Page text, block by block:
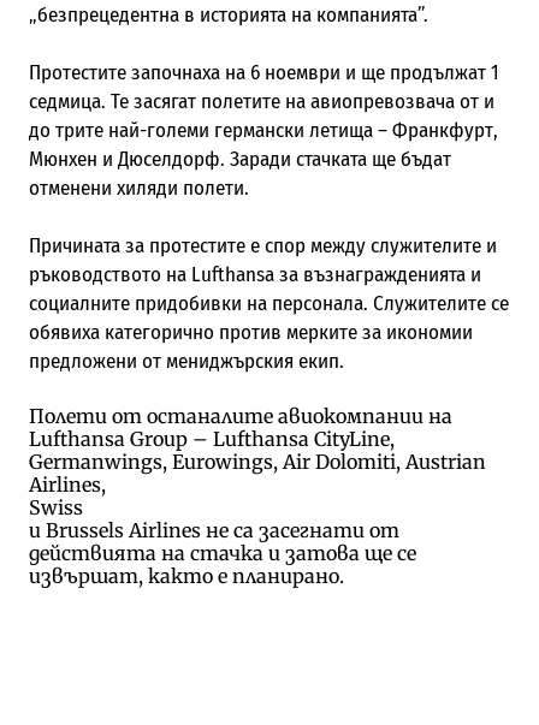
„безпрецедентна в историята на компанията”.
Протестите започнаха на 6 ноември и ще продължат 1
седмица. Те засягат полетите на авиопревозвача от и
до трите най-големи германски летища – Франкфурт,
Мюнхен и Дюселдорф. Заради стачката ще бъдат
отменени хиляди полети.
Причината за протестите е спор между служителите и
ръководството на Lufthansaза възнагражденията и
социалните придобивки на персонала. Служителите се
обявиха категорично против мерките за икономии
предложени от мениджърския екип.
Полети от останалите авиокомпании на
Lufthansa Group – Lufthansa CityLine,
Germanwings, Eurowings, Air Dolomiti, Austrian
Airlines,
Swiss
и Brussels Airlines не са засегнати от
действията на стачка и затова ще се
извършат, както е планирано.